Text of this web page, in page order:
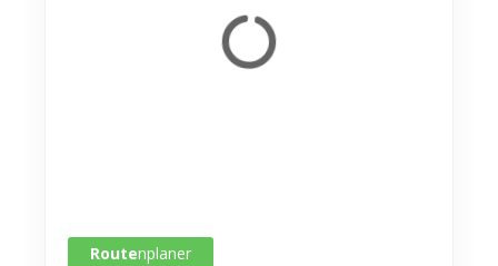
Routenplaner